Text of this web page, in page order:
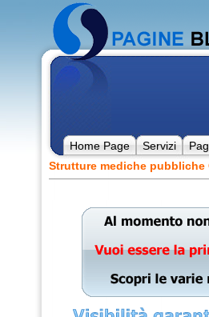
Home Page Servizi
Strutture mediche